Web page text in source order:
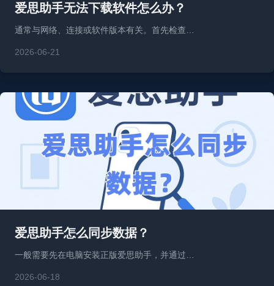
爱思助手无法下载软件怎么办？
通常与网络、连接或软件版本有关。首先检查…
2026-06-21
爱思助手怎么同步数据？
一般需要先在电脑安装正版爱思助手，并通过…
2026-06-18